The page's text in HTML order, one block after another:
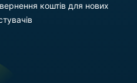
коштів для нових